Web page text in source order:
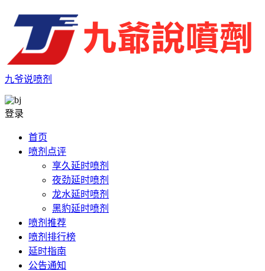
九爷说喷剂
登录
首页
喷剂点评
享久延时喷剂
夜劲延时喷剂
龙水延时喷剂
黑豹延时喷剂
喷剂推荐
喷剂排行榜
延时指南
公告通知